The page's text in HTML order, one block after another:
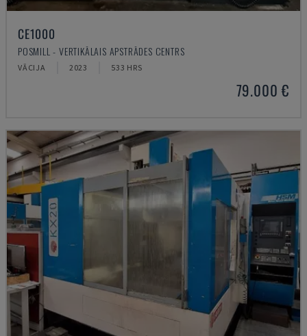
CE1000
POSMILL - VERTIKĀLAIS APSTRĀDES CENTRS
VĀCIJA 2023 533 HRS
79.000 €